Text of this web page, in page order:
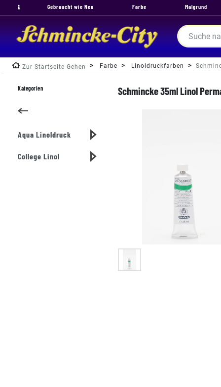
Gebraucht wie Neu Farbe Malgrund
Zur Startseite Gehen Farbe Linoldruckfarben
Schmincke 35ml Linol
Kategorien
Aqua Linoldruck
College Linol